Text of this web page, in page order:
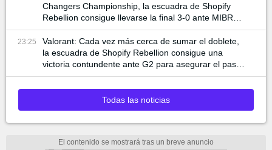
Changers Championship, la escuadra de Shopify
Rebellion consigue llevarse la final 3-0 ante MIBR
para alzar la copa
23:25
Valorant: Cada vez más cerca de sumar el doblete,
la escuadra de Shopify Rebellion consigue una
victoria contundente ante G2 para asegurar el pase
a la final
Todas las noticias